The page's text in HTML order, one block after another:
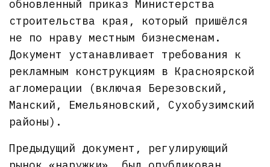
обновленный приказ Министерства
строительства края, который пришёлся
не по нраву местным бизнесменам.
Документ устанавливает требования к
рекламным конструкциям в Красноярской
агломерации (включая Березовский,
Манский, Емельяновский, Сухобузимский
районы).
Предыдущий документ, регулирующий